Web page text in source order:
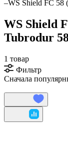
–WS Shield FC 58
WS Shield
Tubrodur
1 товар
Фильтр
Сначала